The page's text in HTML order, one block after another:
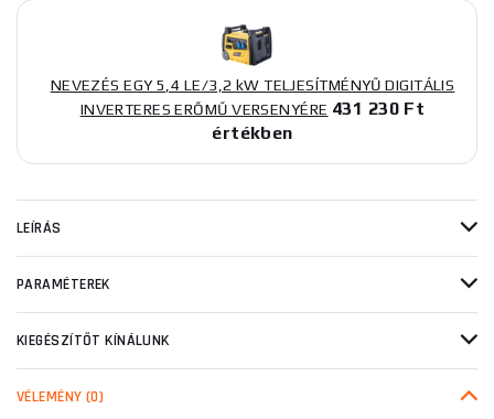
NEVEZÉS EGY 5,4 LE/3,2 kW TELJESÍTMÉNYŰ DIGITÁLIS
INVERTERES ERŐMŰ VERSENYÉRE 431 230 Ft
értékben
LEÍRÁS
PARAMÉTEREK
KIEGÉSZÍTŐT KÍNÁLUNK
VÉLEMÉNY (0)